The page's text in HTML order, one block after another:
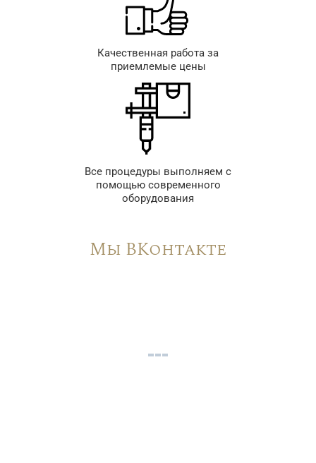
Качественная работа за
приемлемые цены
Все процедуры выполняем с
помощью современного
оборудования
Мы ВКонтакте